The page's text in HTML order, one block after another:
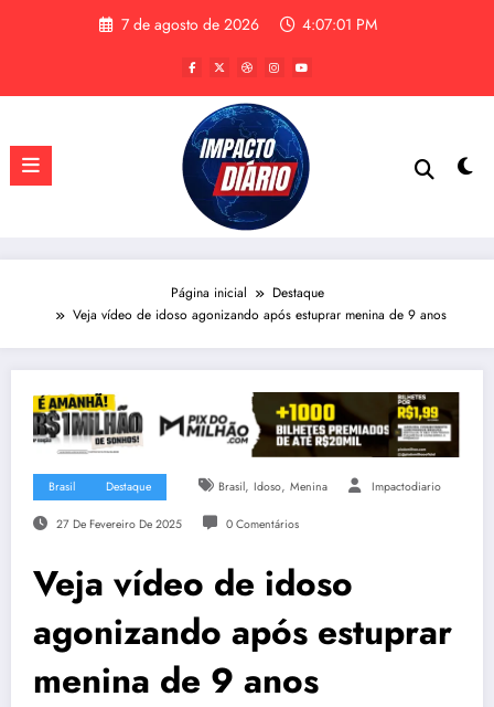
7 de agosto de 2026 4:07:02 PM
Página inicial
Destaque
Veja vídeo de idoso agonizando após estuprar menina de 9 anos
Brasil Destaque Brasil, Idoso, Menina Impactodiario
27 De Fevereiro De 2025 0 Comentários
Veja vídeo de idoso
agonizando após estuprar
menina de 9 anos